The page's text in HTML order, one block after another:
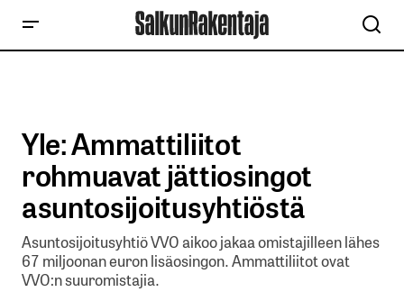
Yle: Ammattiliitot
rohmuavat jättiosingot
asuntosijoitusyhtiöstä
Asuntosijoitusyhtiö VVO aikoo jakaa omistajilleen lähes
67 miljoonan euron lisäosingon. Ammattiliitot ovat
VVO:n suuromistajia.